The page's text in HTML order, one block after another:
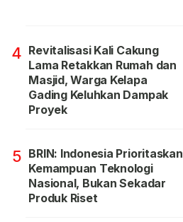
4 Revitalisasi Kali Cakung
Lama Retakkan Rumah dan
Masjid, Warga Kelapa
Gading Keluhkan Dampak
Proyek
5 BRIN: Indonesia Prioritaskan
Kemampuan Teknologi
Nasional, Bukan Sekadar
Produk Riset